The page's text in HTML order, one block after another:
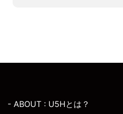
- ABOUT : U5Hとは？